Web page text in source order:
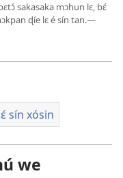
sakasaka mɔhun lɛ, bɛ́
ɖíe lɛ é sín tan.—
sín xósin
we